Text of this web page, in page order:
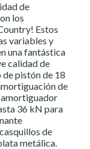
de
los
Estos
variables y
una fantástica
calidad de
pistón de 18
de
amortiguador
36 kN para
de
metálica.